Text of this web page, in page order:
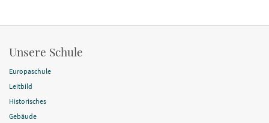
Unsere Schule
Europaschule
Leitbild
Historisches
Gebäude